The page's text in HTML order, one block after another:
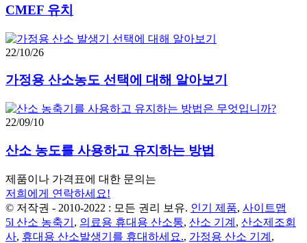
CMEF 유치
22/10/26
가정용 산소농도 선택에 대해 알아보기
22/09/10
산소 농도를 사용하고 유지하는 방법
제품이나 가격표에 대한 문의는
저희에게 연락하세요!
© 저작권 - 2010-2022 : 모든 권리 보유. 인기 제품, 사이트맵
5l 산소 농축기 , 의료용 휴대용 산소통, 산소 기계 , 산소제조회
사, 휴대용 산소발생기를 휴대하세요., 가정용 산소 기계 ,